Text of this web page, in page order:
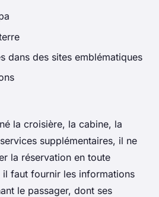
dans des sites emblématiques
la croisière, la cabine, la
supplémentaires, il ne
la réservation en toute
faut fournir les informations
le passager, dont ses